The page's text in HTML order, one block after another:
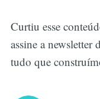
Curtiu esse
assine a
tudo que